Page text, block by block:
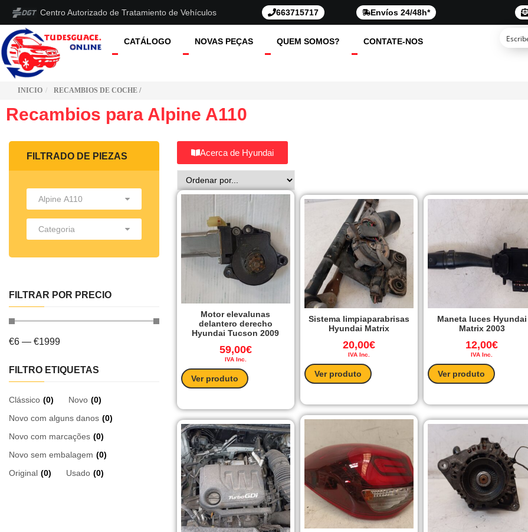
Centro Autorizado de Tratamiento de Vehículos 663715717 Envíos 24/48h*
CATÁLOGO NOVAS PEÇAS QUEM SOMOS? CONTATE-NOS
INICIO RECAMBIOS DE COCHE /
Recambios para Alpine A110
FILTRADO DE PIEZAS
FILTRAR POR PRECIO
€6 — €1999
FILTRO ETIQUETAS
Clássico (0) Novo (0)
Novo com alguns danos (0)
Novo com marcações (0)
Novo sem embalagem (0)
Original (0) Usado (0)
Acerca de Hyundai
Motor elevalunas
delantero derecho
Hyundai Tucson 2009
59,00€
IVA Inc.
Ver produto
Sistema limpiaparabrisas
Hyundai Matrix
20,00€
IVA Inc.
Ver produto
Maneta luces Hyundai
Matrix 2003
12,00€
IVA Inc.
Ver produto